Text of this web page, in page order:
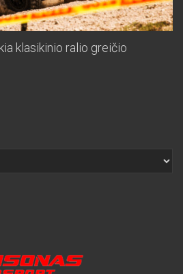
klasikinio ralio greičio